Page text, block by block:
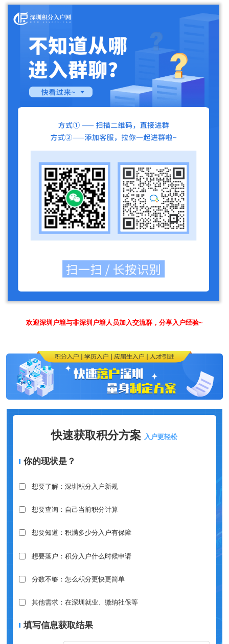
欢迎深圳户籍与非深圳户籍人员加入交流群，分享入户经验~
快速获取积分方案 入户更轻松
你的现状是？
想要了解：深圳积分入户新规
想要查询：自己当前积分计算
想要知道：积满多少分入户有保障
想要落户：积分入户什么时候申请
分数不够：怎么积分更快更简单
其他需求：在深圳就业、缴纳社保等
填写信息获取结果